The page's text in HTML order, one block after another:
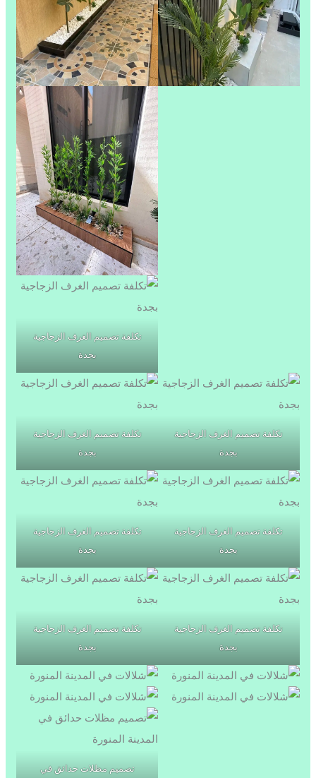
تكلفة تصميم الغرف الزجاجية
بجدة
تكلفة تصميم الغرف الزجاجية
بجدة
تكلفة تصميم الغرف الزجاجية
بجدة
تكلفة تصميم الغرف الزجاجية
بجدة
تكلفة تصميم الغرف الزجاجية
بجدة
تكلفة تصميم الغرف الزجاجية
بجدة
تكلفة تصميم الغرف الزجاجية
بجدة
تصميم مظلات حدائق في